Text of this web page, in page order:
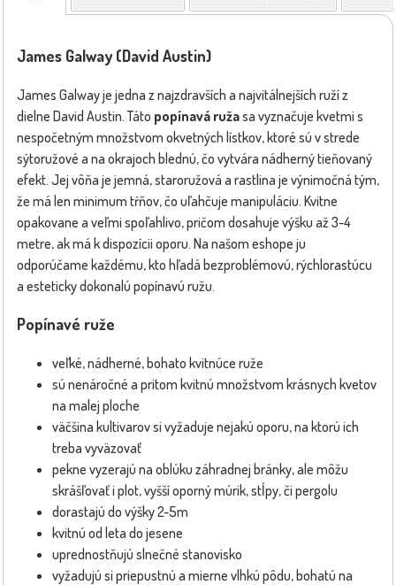
James Galway (David Austin)
James Galway je jedna z najzdravších a najvitálnejších ruží z
dielne David Austin. Táto popínavá ružasa vyznačuje kvetmi s
nespočetným množstvom okvetných lístkov, ktoré sú v strede
sýtoružové a na okrajoch blednú, čo vytvára nádherný tieňovaný
efekt. Jej vôňa je jemná, staroružová a rastlina je výnimočná tým,
že má len minimum tŕňov, čo uľahčuje manipuláciu. Kvitne
opakovane a veľmi spoľahlivo, pričom dosahuje výšku až 3-4
metre, ak má k dispozícii oporu. Na našom eshope ju
odporúčame každému, kto hľadá bezproblémovú, rýchlorastúcu
a esteticky dokonalú popínavú ružu.
Popínavé ruže
veľké, nádherné, bohato kvitnúce ruže
sú nenáročné a pritom kvitnú množstvom krásnych kvetov
na malej ploche
väčšina kultivarov si vyžaduje nejakú oporu, na ktorú ich
treba vyväzovať
pekne vyzerajú na oblúku záhradnej bránky, ale môžu
skrášľovať i plot, vyšší oporný múrik, stĺpy, či pergolu
dorastajú do výšky 2-5m
kvitnú od leta do jesene
uprednostňujú slnečné stanovisko
vyžadujú si priepustnú a mierne vlhkú pôdu, bohatú na